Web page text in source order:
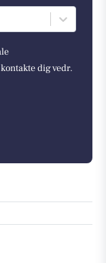
dig vedr.